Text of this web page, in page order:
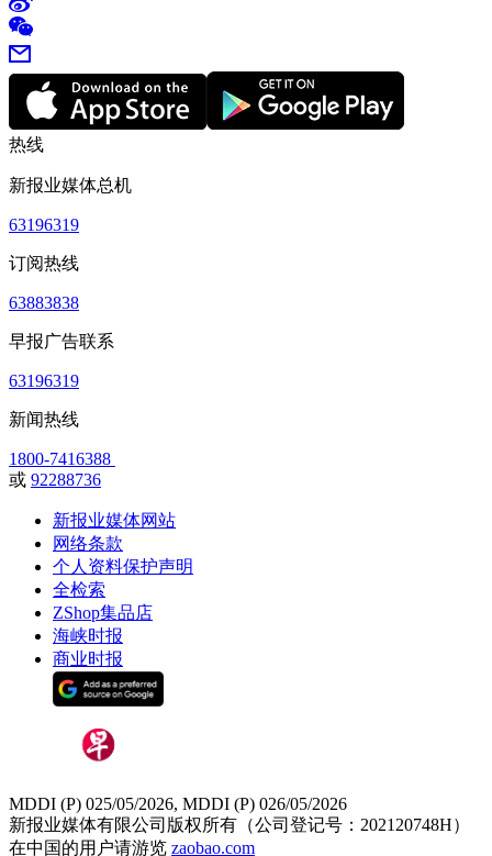
热线
新报业媒体总机
63196319
订阅热线
63883838
早报广告联系
63196319
新闻热线
1800-7416388
或 92288736
新报业媒体网站
网络条款
个人资料保护声明
全检索
ZShop集品店
海峡时报
商业时报
MDDI (P) 025/05/2026, MDDI (P) 026/05/2026
新报业媒体有限公司版权所有（公司登记号：202120748H）
在中国的用户请游览 zaobao.com